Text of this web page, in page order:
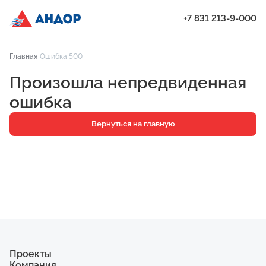
Проекты
Квартиры
Паркинг
Кладовые
+7 831 213-9-000
Главная Ошибка 500
Произошла непредвиденная
ошибка
Вернуться на главную
Проекты